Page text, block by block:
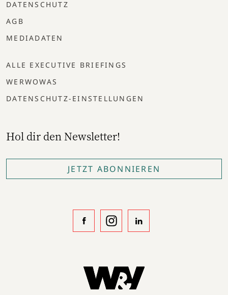
DATENSCHUTZ
AGB
MEDIADATEN
ALLE EXECUTIVE BRIEFINGS
WERWOWAS
DATENSCHUTZ-EINSTELLUNGEN
Hol dir den Newsletter!
JETZT ABONNIEREN